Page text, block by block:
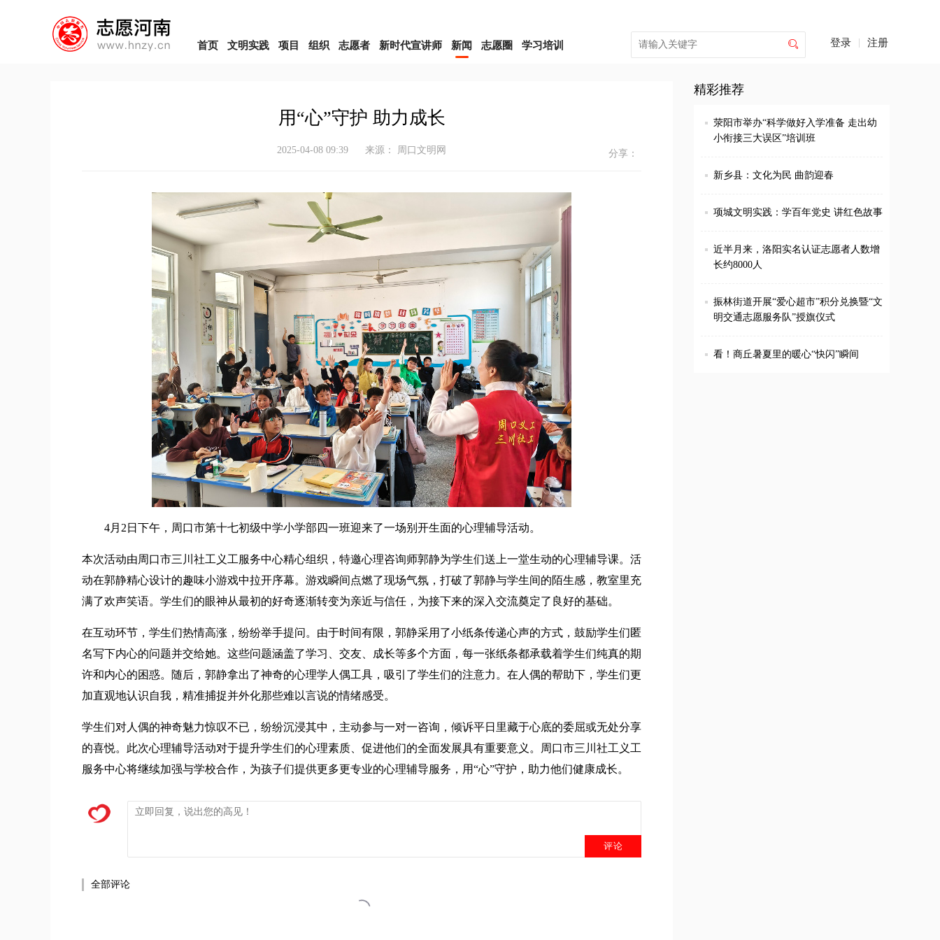
首页 文明实践 项目 组织 志愿者 新时代宣讲师 新闻 志愿圈 学习培训 注册
登录

用“心”守护 助力成长
2025-04-08 09:39 来源： 周口文明网 分享：
4月2日下午，周口市第十七初级中学小学部四一班迎来了一场别开生面的心理辅导活动。
本次活动由周口市三川社工义工服务中心精心组织，特邀心理咨询师郭静为学生们送上一堂生动的心理辅导课。活
动在郭静精心设计的趣味小游戏中拉开序幕。游戏瞬间点燃了现场气氛，打破了郭静与学生间的陌生感，教室里充
满了欢声笑语。学生们的眼神从最初的好奇逐渐转变为亲近与信任，为接下来的深入交流奠定了良好的基础。
在互动环节，学生们热情高涨，纷纷举手提问。由于时间有限，郭静采用了小纸条传递心声的方式，鼓励学生们匿
名写下内心的问题并交给她。这些问题涵盖了学习、交友、成长等多个方面，每一张纸条都承载着学生们纯真的期
许和内心的困惑。随后，郭静拿出了神奇的心理学人偶工具，吸引了学生们的注意力。在人偶的帮助下，学生们更
加直观地认识自我，精准捕捉并外化那些难以言说的情绪感受。
学生们对人偶的神奇魅力惊叹不已，纷纷沉浸其中，主动参与一对一咨询，倾诉平日里藏于心底的委屈或无处分享
的喜悦。此次心理辅导活动对于提升学生们的心理素质、促进他们的全面发展具有重要意义。周口市三川社工义工
服务中心将继续加强与学校合作，为孩子们提供更多更专业的心理辅导服务，用“心”守护，助力他们健康成长。
评论
全部评论

精彩推荐
荥阳市举办“科学做好入学准备 走出幼
小衔接三大误区”培训班
新乡县：文化为民 曲韵迎春
项城文明实践：学百年党史 讲红色故事
近半月来，洛阳实名认证志愿者人数增
长约8000人
振林街道开展“爱心超市”积分兑换暨“文
明交通志愿服务队”授旗仪式
看！商丘暑夏里的暖心“快闪”瞬间